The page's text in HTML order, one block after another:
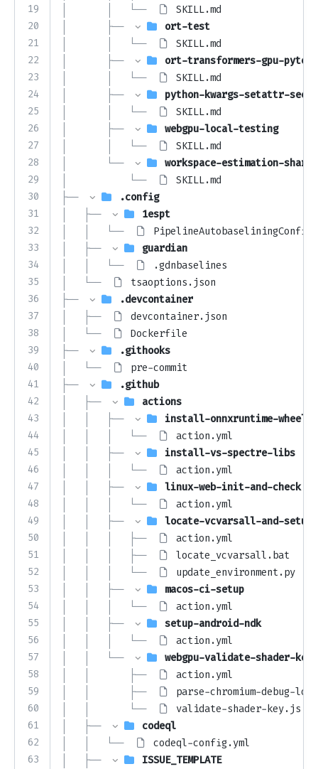
19
20
21
22
23
24
25
26
27
28
29
30
31
32
33
34
35
36
37
38
39
40
41
42
43
44
45
46
47
48
49
50
51
52
53
54
55
56
57
58
59
60
61
62
63
│       │   └──
SKILL.md
│       ├──
ort-test
│       │   └──
SKILL.md
│       ├──
ort-transformers-gpu-pytest
│       │   └──
SKILL.md
│       ├──
python-kwargs-setattr-
│       │   └──
SKILL.md
│       ├──
webgpu-local-testing
│       │   └──
SKILL.md
│       └──
workspace-estimation-
│           └──
SKILL.md
├──
.config
│   ├──
1espt
│   │   └──
│   ├──
guardian
│   │   └──
.gdnbaselines
│   └──
tsaoptions.json
├──
.devcontainer
│   ├──
devcontainer.json
│   └──
Dockerfile
├──
.githooks
│   └──
pre-commit
├──
.github
│   ├──
actions
│   │   ├──
install-onnxruntime-wheel
│   │   │   └──
action.yml
│   │   ├──
install-vs-spectre-libs
│   │   │   └──
action.yml
│   │   ├──
linux-web-init-and-check
│   │   │   └──
action.yml
│   │   ├──
locate-vcvarsall-and-setup-
│   │   │   ├──
action.yml
│   │   │   ├──
locate_vcvarsall.bat
│   │   │   └──
update_environment.py
│   │   ├──
macos-ci-setup
│   │   │   └──
action.yml
│   │   ├──
setup-android-ndk
│   │   │   └──
action.yml
│   │   └──
webgpu-validate-shader-key
│   │       ├──
action.yml
│   │       ├──
parse-chromium-debug-
│   │       └──
validate-shader-key.js
│   ├──
codeql
│   │   └──
codeql-config.yml
│   ├──
ISSUE_TEMPLATE